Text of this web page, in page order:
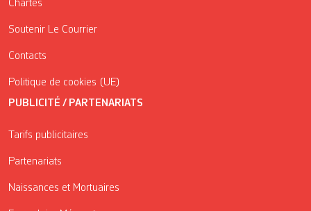
Chartes
Soutenir Le Courrier
Contacts
Politique de cookies (UE)
PUBLICITÉ / PARTENARIATS
Tarifs publicitaires
Partenariats
Naissances et Mortuaires